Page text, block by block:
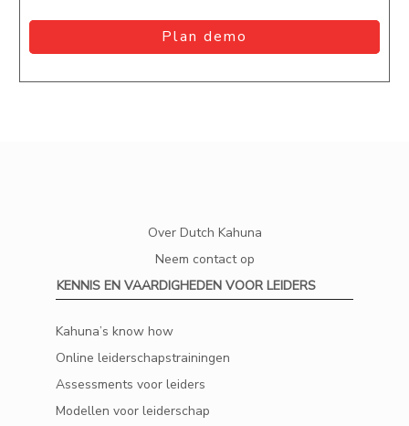
Plan demo
Over Dutch Kahuna
Neem contact op
KENNIS EN VAARDIGHEDEN VOOR LEIDERS
Kahuna’s know how
Online leiderschapstrainingen
Assessments voor leiders
Modellen voor leiderschap